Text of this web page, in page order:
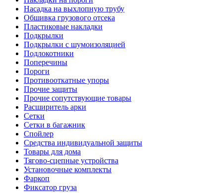
Насадка на выхлопную трубу
Обшивка грузового отсека
Пластиковые накладки
Подкрылки
Подкрылки с шумоизоляцией
Подлокотники
Поперечины
Пороги
Противооткатные упоры
Прочие защиты
Прочие сопутствующие товары
Расширитель арки
Сетки
Сетки в багажник
Спойлер
Средства индивидуальной защиты
Товары для дома
Тягово-сцепные устройства
Установочные комплекты
Фаркоп
Фиксатор груза